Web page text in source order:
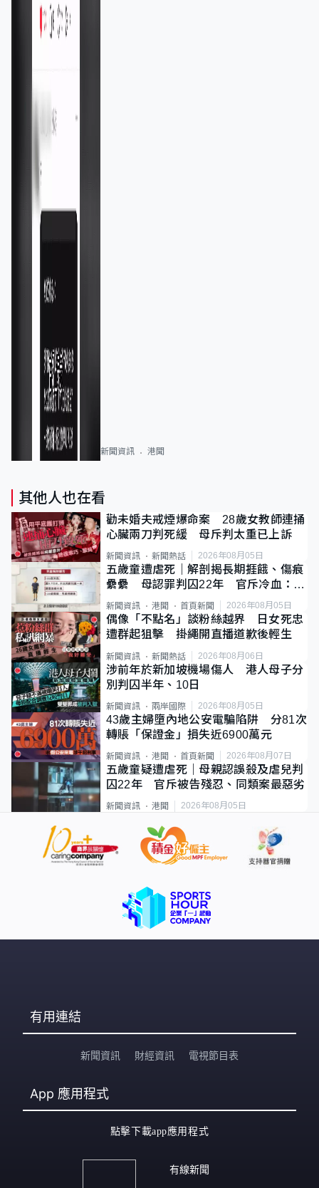
新聞資訊 港聞
其他人也在看
勸未婚夫戒煙爆命案 28歲女教師連捅
心臟兩刀判死緩 母斥判太重已上訴
新聞資訊 新聞熱話 2026年08月05日
五歲童遭虐死｜解剖揭長期捱餓、傷痕
纍纍 母認罪判囚22年 官斥冷血：同
類案最惡劣
新聞資訊 港聞 首頁新聞 2026年08月05日
偶像「不點名」談粉絲越界 日女死忠
遭群起狙擊 掛繩開直播道歉後輕生
新聞資訊 新聞熱話 2026年08月06日
涉前年於新加坡機場傷人 港人母子分
別判囚半年、10日
新聞資訊 兩岸國際 2026年08月05日
43歲主婦墮內地公安電騙陷阱 分81次
轉賬「保證金」損失近6900萬元
新聞資訊 港聞 首頁新聞 2026年08月07日
五歲童疑遭虐死｜母親認誤殺及虐兒判
囚22年 官斥被告殘忍、同類案最惡劣
新聞資訊 港聞 2026年08月05日
有用連結
新聞資訊 財經資訊 電視節目表
App 應用程式
點擊下載app應用程式
有線新聞